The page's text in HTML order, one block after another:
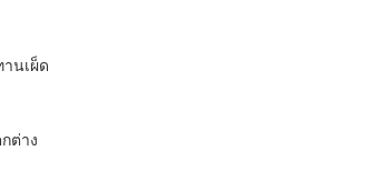
นเผ็ด
ต่าง